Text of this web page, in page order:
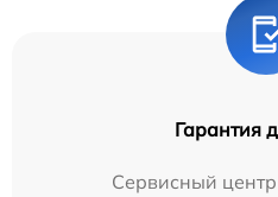
Гарантия
Сервисный